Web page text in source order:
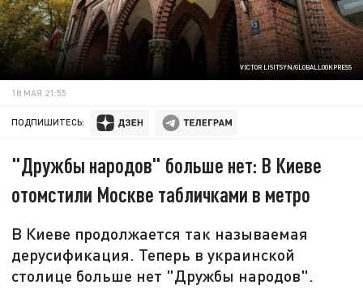
VICTOR LISITSYN/GLOBALLOOKPRESS
18 МАЯ 21:55
ПОДПИШИТЕСЬ:
"Дружбы народов" больше нет: В Киеве
отомстили Москве табличками в метро
В Киеве продолжается так называемая
дерусификация. Теперь в украинской
столице больше нет "Дружбы народов".